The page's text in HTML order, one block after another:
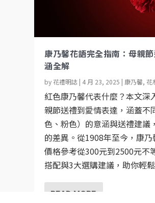
康乃馨花語完全指南：母親
涵全解
by花禮明誌 | 4 月 23, 2025 | 康乃馨,花
紅色康乃馨代表什麼？本文深
親節送禮到愛情表達，涵蓋不
色、粉色）的意涵與送禮建議
的差異。從1908年至今，康
價格參考從300元到2500元不
搭配與3大選購建議，助你輕
READ MORE